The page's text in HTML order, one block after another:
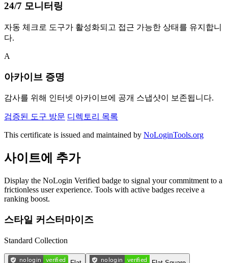
24/7 모니터링
자동 체크로 도구가 활성화되고 접근 가능한 상태를 유지합니
다.
A
아카이브 증명
감사를 위해 인터넷 아카이브에 공개 스냅샷이 보존됩니다.
검증된 도구 방문 디렉토리 목록
This certificate is issued and maintained by NoLoginTools.org
사이트에 추가
Display the NoLogin Verified badge to signal your commitment to a
frictionless user experience. Tools with active badges receive a
ranking boost.
스타일 커스터마이즈
Standard Collection